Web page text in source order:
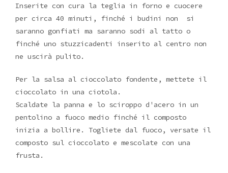
Inserite con cura la teglia in forno e cuocere
per circa 40 minuti, finché i budini non si
saranno gonfiati ma saranno sodi al tatto o
finché uno stuzzicadenti inserito al centro non
ne uscirà pulito.
Per la salsa al cioccolato fondente, mettete il
cioccolato in una ciotola.
Scaldate la panna e lo sciroppo d'acero in un
pentolino a fuoco medio finché il composto
inizia a bollire. Togliete dal fuoco, versate il
composto sul cioccolato e mescolate con una
frusta.